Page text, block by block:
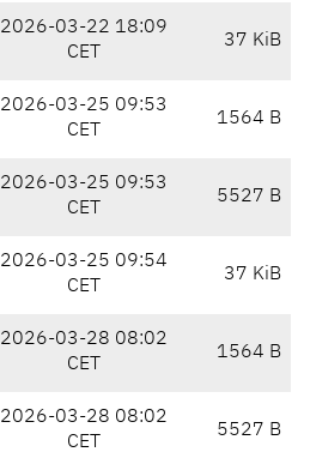
2026-03-22 18:09
CET
37 KiB
2026-03-25 09:53
CET
1564 B
2026-03-25 09:53
CET
5527 B
2026-03-25 09:54
CET
37 KiB
2026-03-28 08:02
CET
1564 B
2026-03-28 08:02
CET
5527 B